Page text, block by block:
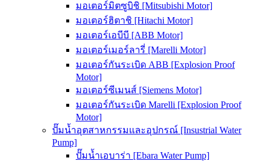
มอเตอร์มิตซูบิชิ [Mitsubishi Motor]
มอเตอร์ฮิตาชิ [Hitachi Motor]
มอเตอร์เอบีบี [ABB Motor]
มอเตอร์เมอร์ลารี่ [Marelli Motor]
มอเตอร์กันระเบิด ABB [Explosion Proof
Motor]
มอเตอร์ซีเมนส์ [Siemens Motor]
มอเตอร์กันระเบิด Marelli [Explosion Proof
Motor]
ปั๊มน้ำอุตสาหกรรมและอุปกรณ์ [Insustrial Water
Pump]
ปั๊มน้ำเอบาร่า [Ebara Water Pump]